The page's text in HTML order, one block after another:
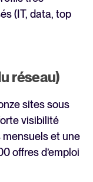
(IT, data, top
réseau)
sites sous
visibilité
et une
offres d’emploi